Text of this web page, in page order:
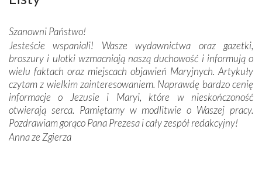
wspaniałe zdobienia, dbałość ich twórców o detale,
budowniczych.
Podążyliśmy też śladami fatimskich wizjonerów – Łucji
dos Santos oraz świętych Hiacynty i Franciszka Marto.
Modliliśmy się przy ich grobach. Odprawiliśmy Drogę
Krzyżową w ich rodzinnych stronach, odwiedziliśmy
domy, w których żyli.
W miejscu objawień Matki Bożej zapaliliśmy świece
Szanowni Państwo!
Jesteście wspaniali! Wasze wydawnictwa oraz gazetki,
broszury i ulotki wzmacniają naszą duchowość i informują o
wielu faktach oraz miejscach objawień Maryjnych. Artykuły
czytam z wielkim zainteresowaniem. Naprawdę bardzo cenię
informacje o Jezusie i Maryi, które w nieskończoność
otwierają serca. Pamiętamy w modlitwie o Waszej pracy.
Pozdrawiam gorąco Pana Prezesa i cały zespół redakcyjny!
Anna ze Zgierza